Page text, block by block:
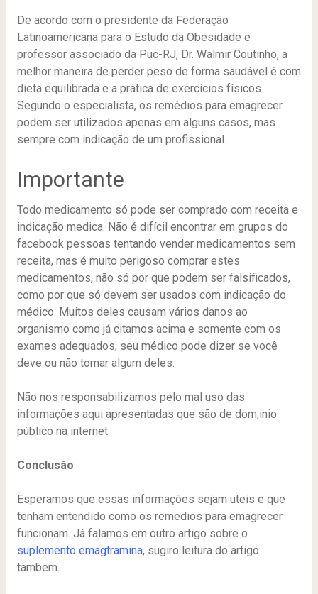
De acordo com o presidente da Federação
Latinoamericana para o Estudo da Obesidade e
professor associado da Puc-RJ, Dr. Walmir Coutinho, a
melhor maneira de perder peso de forma saudável é com
dieta equilibrada e a prática de exercícios físicos.
Segundo o especialista, os remédios para emagrecer
podem ser utilizados apenas em alguns casos, mas
sempre com indicação de um profissional.
Importante
Todo medicamento só pode ser comprado com receita e
indicação medica. Não é difícil encontrar em grupos do
facebook pessoas tentando vender medicamentos sem
receita, mas é muito perigoso comprar estes
medicamentos, não só por que podem ser falsificados,
como por que só devem ser usados com indicação do
médico. Muitos deles causam vários danos ao
organismo como já citamos acima e somente com os
exames adequados, seu médico pode dizer se você
deve ou não tomar algum deles.
Não nos responsabilizamos pelo mal uso das
informações aqui apresentadas que são de dom;inio
público na internet.
Conclusão
Esperamos que essas informações sejam uteis e que
tenham entendido como os remedios para emagrecer
funcionam. Já falamos em outro artigo sobre o
suplemento emagtramina, sugiro leitura do artigo
tambem.